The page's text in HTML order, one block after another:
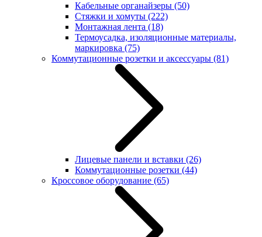
Кабельные органайзеры (50)
Стяжки и хомуты (222)
Монтажная лента (18)
Термоусадка, изоляционные материалы,
маркировка (75)
Коммутационные розетки и аксессуары (81)
Лицевые панели и вставки (26)
Коммутационные розетки (44)
Кроссовое оборудование (65)